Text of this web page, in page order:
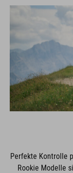
Perfekte Kontrolle
Rookie Modelle